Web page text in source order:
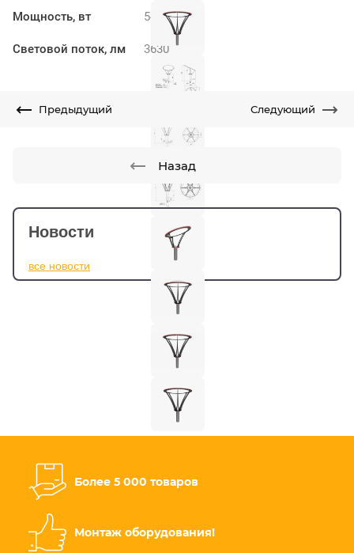
Новости
все новости
Мощность, вт 54
Световой поток, лм 3630
Предыдущий Следующий
Назад
Более 5 000 товаров
Монтаж оборудования!